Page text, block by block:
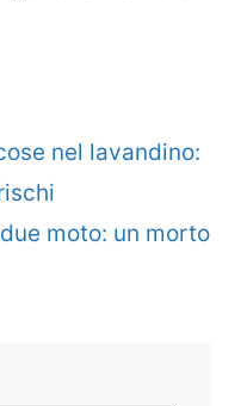
nel lavandino:
moto: un morto